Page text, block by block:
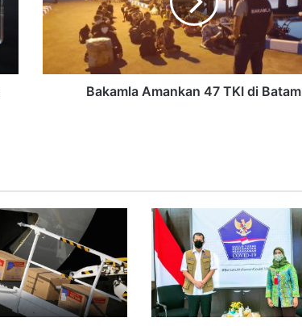
Bakamla Amankan 47 TKI di Batam